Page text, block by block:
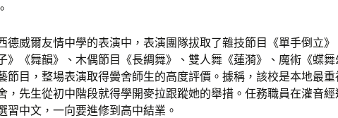
德威爾友情中學的表演中，表演團隊拔取了雜技節目《單手倒立
》《舞韻》、木偶節目《長綢舞》、雙人舞《蓮漪》、魔術《蝶舞
節目，整場表演取得黌舍師生的高度評價。據稱，該校是本地最
，先生從初中階段就得學開麥拉跟蹤她的舉措。任務職員在灌音經
習中文，一向要進修到高中結業。